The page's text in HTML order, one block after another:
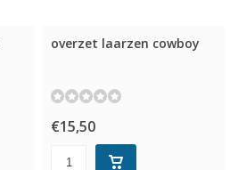
overzet laarzen cowboy
€15,50